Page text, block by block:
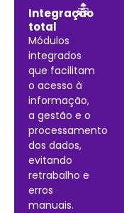
Integração
total
Módulos
integrados
que facilitam
o acesso à
informação,
a gestão e o
processamento
dos dados,
evitando
retrabalho e
erros
manuais.